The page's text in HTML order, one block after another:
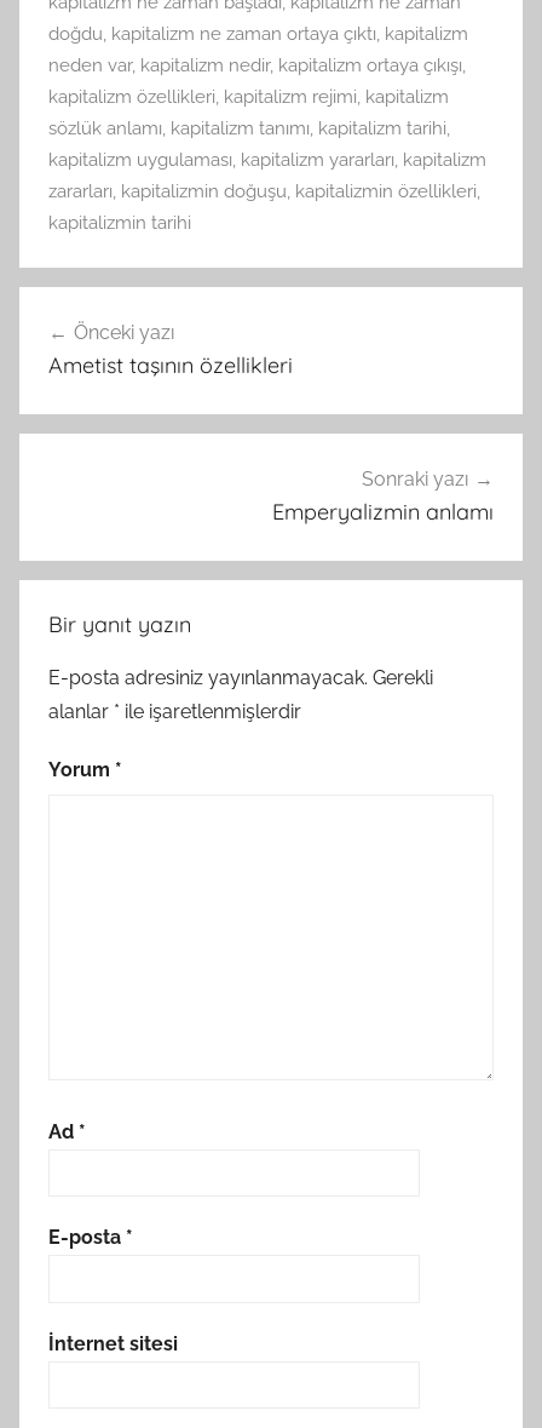
doğdu, kapitalizm ne zaman ortaya çıktı, kapitalizm
neden var, kapitalizm nedir, kapitalizm ortaya çıkışı,
kapitalizm özellikleri, kapitalizm rejimi, kapitalizm
sözlük anlamı, kapitalizm tanımı, kapitalizm tarihi,
kapitalizm uygulaması, kapitalizm yararları, kapitalizm
zararları, kapitalizmin doğuşu, kapitalizmin özellikleri,
kapitalizmin tarihi
gezinmesi
Önceki yazı
Ametist taşının özellikleri
Sonraki yazı
Emperyalizmin anlamı
Bir yanıt yazın
E-posta adresiniz yayınlanmayacak. Gerekli
alanlar * ile işaretlenmişlerdir
Yorum *
Ad *
E-posta *
İnternet sitesi